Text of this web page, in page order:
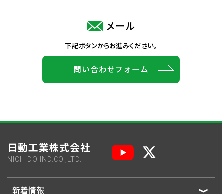
メール
下記ボタンからお進みください。
問い合わせフォーム
日動工業株式会社
NICHIDO IND.CO.,LTD.
新着情報